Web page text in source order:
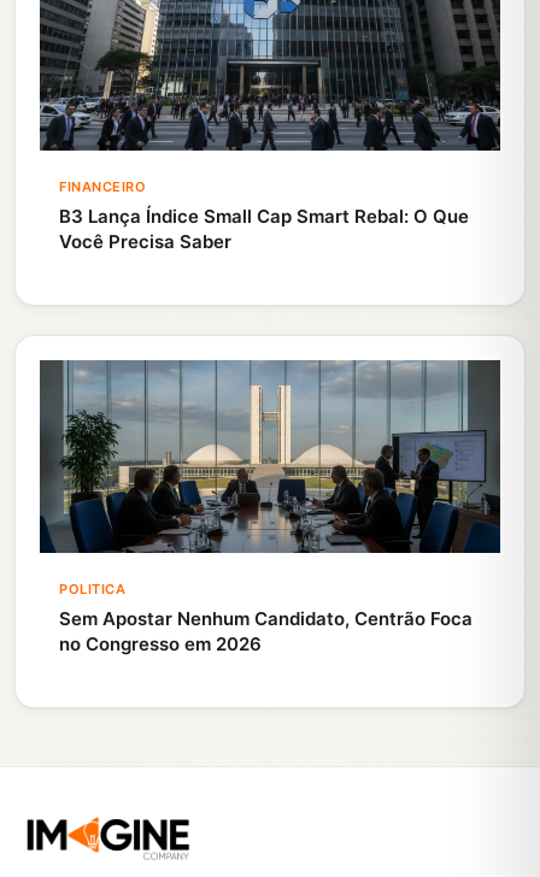
FINANCEIRO
B3 Lança Índice Small Cap Smart Rebal: O Que
Você Precisa Saber
POLITICA
Sem Apostar Nenhum Candidato, Centrão Foca
no Congresso em 2026